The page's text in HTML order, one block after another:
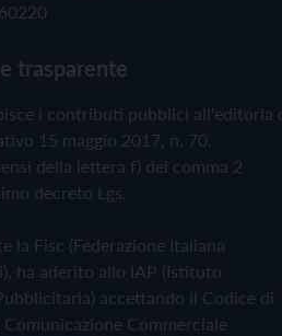
trasparente
i contributi pubblici all'editoria
15 maggio 2017, n. 70.
della lettera f) del comma 2
decreto Lgs.
la Fisc (Federazione Italiana
ha aderito allo IAP (Istituto
accettando il Codice di
Commerciale